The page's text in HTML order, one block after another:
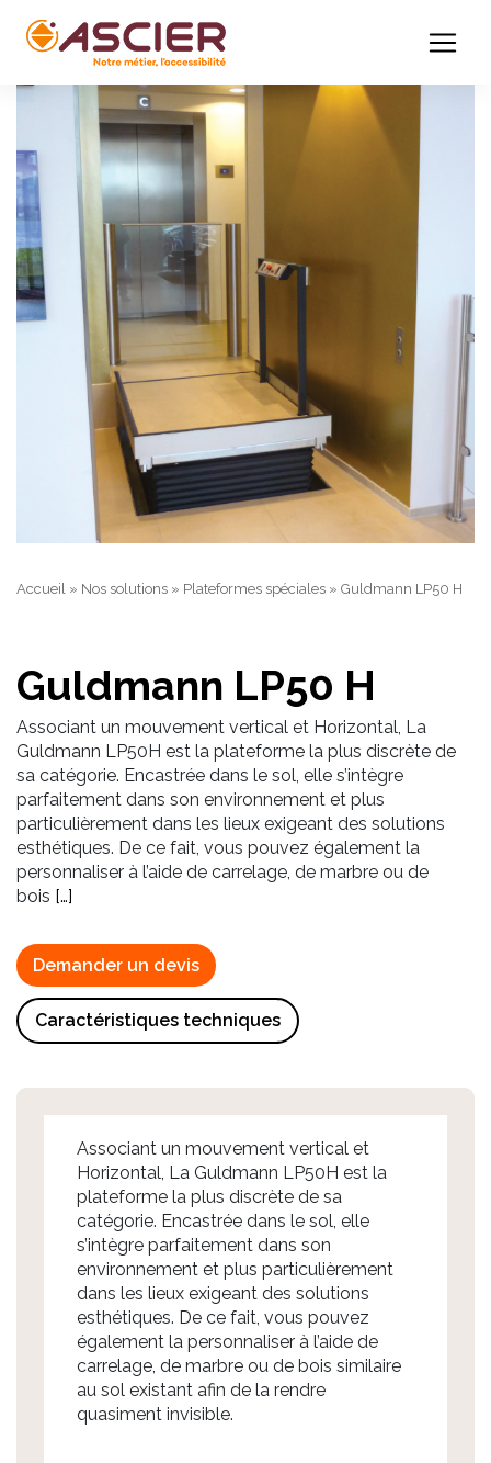
Accueil » Nos solutions » Plateformes spéciales » Guldmann LP50 H
Guldmann LP50 H
Associant un mouvement vertical et Horizontal, La
Guldmann LP50H est la plateforme la plus discrète de
sa catégorie. Encastrée dans le sol, elle s’intègre
parfaitement dans son environnement et plus
particulièrement dans les lieux exigeant des solutions
esthétiques. De ce fait, vous pouvez également la
personnaliser à l’aide de carrelage, de marbre ou de
bois […]
Demander un devis
Caractéristiques techniques
Associant un mouvement vertical et
Horizontal, La Guldmann LP50H est la
plateforme la plus discrète de sa
catégorie. Encastrée dans le sol, elle
s’intègre parfaitement dans son
environnement et plus particulièrement
dans les lieux exigeant des solutions
esthétiques. De ce fait, vous pouvez
également la personnaliser à l’aide de
carrelage, de marbre ou de bois similaire
au sol existant afin de la rendre
quasiment invisible.